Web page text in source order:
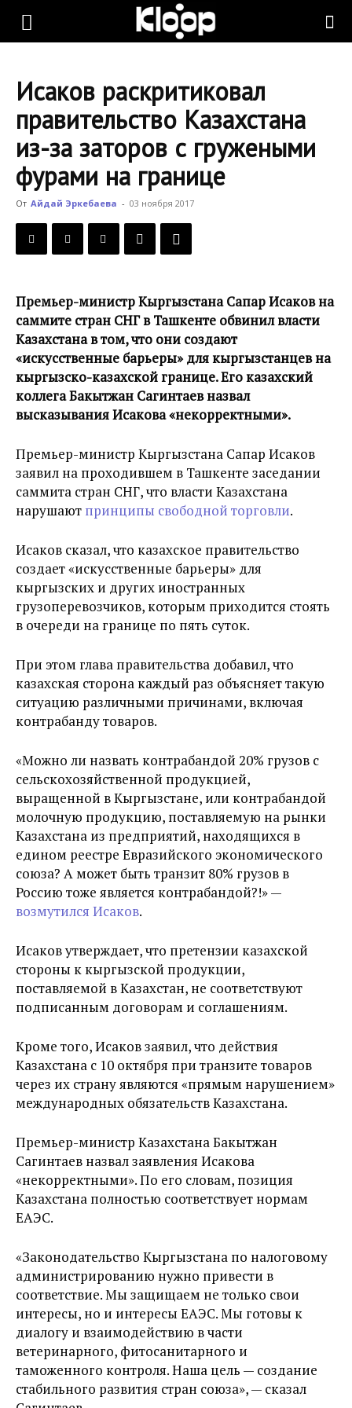
KLOOP.KG
Новости
Кыргызстана
Исаков раскритиковал
правительство Казахстана
из-за заторов с гружеными
фурами на границе
От Айдай Эркебаева - 03 ноября 2017
Премьер-министр Кыргызстана Сапар Исаков на
саммите стран СНГ в Ташкенте обвинил власти
Казахстана в том, что они создают
«искусственные барьеры» для кыргызстанцев на
кыргызско-казахской границе. Его казахский
коллега Бакытжан Сагинтаев назвал
высказывания Исакова «некорректными».
Премьер-министр Кыргызстана Сапар Исаков
заявил на проходившем в Ташкенте заседании
саммита стран СНГ, что власти Казахстана
нарушают принципы свободной торговли.
Исаков сказал, что казахское правительство
создает «искусственные барьеры» для
кыргызских и других иностранных
грузоперевозчиков, которым приходится стоять
в очереди на границе по пять суток.
При этом глава правительства добавил, что
казахская сторона каждый раз объясняет такую
ситуацию различными причинами, включая
контрабанду товаров.
«Можно ли назвать контрабандой 20% грузов с
сельскохозяйственной продукцией,
выращенной в Кыргызстане, или контрабандой
молочную продукцию, поставляемую на рынки
Казахстана из предприятий, находящихся в
едином реестре Евразийского экономического
союза? А может быть транзит 80% грузов в
Россию тоже является контрабандой?!» —
возмутился Исаков.
Исаков утверждает, что претензии казахской
стороны к кыргызской продукции,
поставляемой в Казахстан, не соответствуют
подписанным договорам и соглашениям.
Кроме того, Исаков заявил, что действия
Казахстана с 10 октября при транзите товаров
через их страну являются «прямым нарушением»
международных обязательств Казахстана.
Премьер-министр Казахстана Бакытжан
Сагинтаев назвал заявления Исакова
«некорректными». По его словам, позиция
Казахстана полностью соответствует нормам
ЕАЭС.
«Законодательство Кыргызстана по налоговому
администрированию нужно привести в
соответствие. Мы защищаем не только свои
интересы, но и интересы ЕАЭС. Мы готовы к
диалогу и взаимодействию в части
ветеринарного, фитосанитарного и
таможенного контроля. Наша цель — создание
стабильного развития стран союза», — сказал